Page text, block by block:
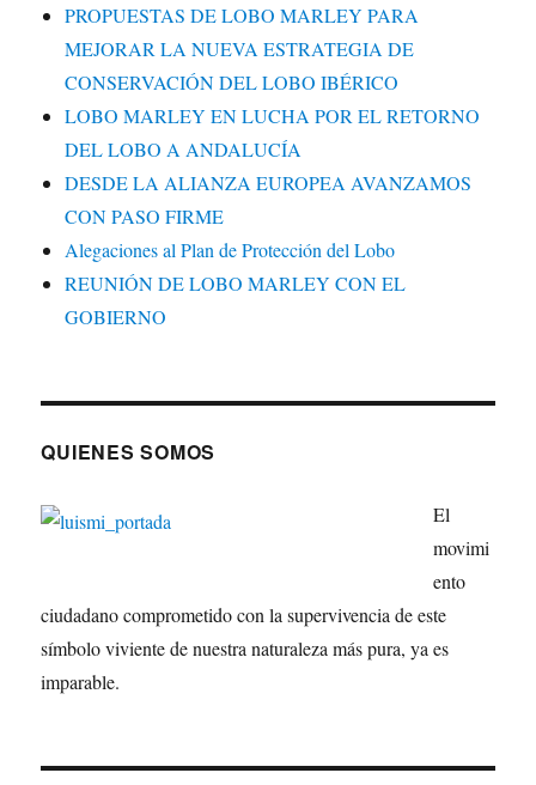
PROPUESTAS DE LOBO MARLEY PARA
MEJORAR LA NUEVA ESTRATEGIA DE
CONSERVACIÓN DEL LOBO IBÉRICO
LOBO MARLEY EN LUCHA POR EL RETORNO
DEL LOBO A ANDALUCÍA
DESDE LA ALIANZA EUROPEA AVANZAMOS
CON PASO FIRME
Alegaciones al Plan de Protección del Lobo
REUNIÓN DE LOBO MARLEY CON EL
GOBIERNO
QUIENES SOMOS
El
movimi
ento
ciudadano comprometido con la supervivencia de este
símbolo viviente de nuestra naturaleza más pura, ya es
imparable.